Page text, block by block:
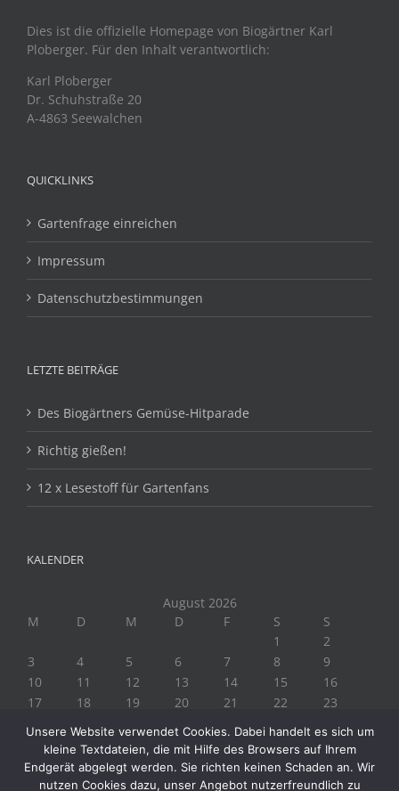
Dies ist die offizielle Homepage von Biogärtner Karl
Ploberger. Für den Inhalt verantwortlich:
Karl Ploberger
Dr. Schuhstraße 20
A-4863 Seewalchen
QUICKLINKS
Gartenfrage einreichen
Impressum
Datenschutzbestimmungen
LETZTE BEITRÄGE
Des Biogärtners Gemüse-Hitparade
Richtig gießen!
12 x Lesestoff für Gartenfans
KALENDER
August 2026
M
D M D F S
S
1
2
3
4 5 6 7 8
9
10
11 12 13 14 15
16
17
18 19 20 21 22
23
« Juli
Unsere Website verwendet Cookies. Dabei handelt es sich um
kleine Textdateien, die mit Hilfe des Browsers auf Ihrem
Endgerät abgelegt werden. Sie richten keinen Schaden an. Wir
nutzen Cookies dazu, unser Angebot nutzerfreundlich zu